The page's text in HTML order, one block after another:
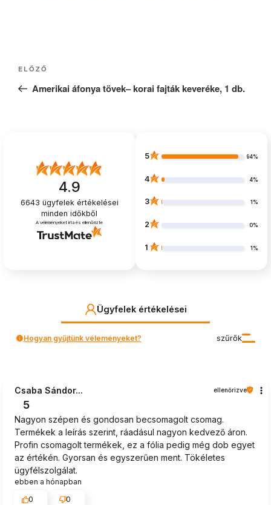
Bejegyzés
Korábbi
bejegyzés
ELŐZŐ
Amerikai áfonya tövek– korai fajták keveréke, 1 db.
4.9
6643 ügyfelek értékelései
minden időkből
A véleményeket írta és ellenőrizte
5 94%
4 4%
3 1%
2 0%
1 1%
Ügyfelek értékelései
szűrők
Hogyan gyűjtünk véleményeket?
Csaba Sándor... ellenőrizve
5
Nagyon szépen és gondosan becsomagolt csomag.
Termékek a leírás szerint, ráadásul nagyon kedvező áron.
Profin csomagolt termékek, ez a fólia pedig még dob egyet
az értékén. Gyorsan és egyszerűen ment. Tökéletes
ügyfélszolgálat.
ebben a hónapban
0
0